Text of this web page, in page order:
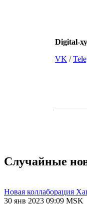
Digital-
VK /
Случайные
Новая коллаборация
30 янв 2023 09:09 MSK